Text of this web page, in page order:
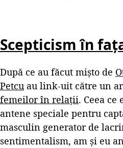
Scepticism în
După ce au făcut mișto de
Petcu au link-uit către un
femeilor în relații. Ceea
antene speciale pentru
masculin generator de
sentimentalism, am și eu